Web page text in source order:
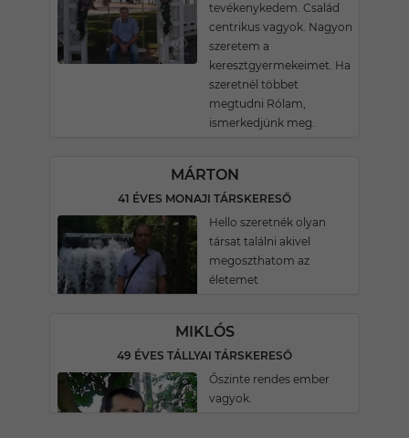
tevékenykedem. Család
centrikus vagyok. Nagyon
szeretem a
keresztgyermekeimet. Ha
szeretnél többet
megtudni Rólam,
ismerkedjünk meg.
MÁRTON
41 ÉVES MONAJI TÁRSKERESŐ
Hello szeretnék olyan
társat találni akivel
megoszthatom az
életemet
MIKLÓS
49 ÉVES TÁLLYAI TÁRSKERESŐ
Őszinte rendes ember
vagyok.